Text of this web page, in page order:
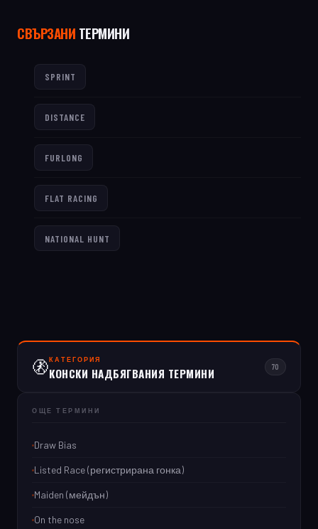
СВЪРЗАНИ ТЕРМИНИ
SPRINT
DISTANCE
FURLONG
FLAT RACING
NATIONAL HUNT
🚷КАТЕГОРИЯ
КОНСКИ НАДБЯГВАНИЯ ТЕРМИНИ 70
ОЩЕ ТЕРМИНИ
Draw Bias
Listed Race (регистрирана гонка)
Maiden (мейдън)
On the nose